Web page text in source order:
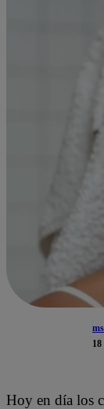
Hoy en día los